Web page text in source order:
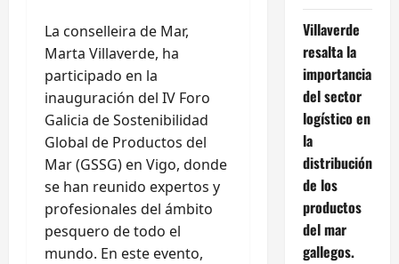
La conselleira de Mar,
Marta Villaverde, ha
participado en la
inauguración del IV Foro
Galicia de Sostenibilidad
Global de Productos del
Mar (GSSG) en Vigo, donde
se han reunido expertos y
profesionales del ámbito
pesquero de todo el
mundo. En este evento,
Villaverde
resalta la
importancia
del sector
logístico en
la
distribución
de los
productos
del mar
gallegos.